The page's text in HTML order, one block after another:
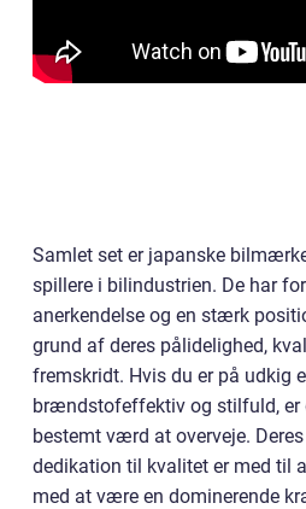
Samlet set er japanske
spillere i bilindustrien. De har
anerkendelse og en stærk
grund af deres pålidelighed,
fremskridt. Hvis du er på udkig
brændstofeffektiv og stilfuld,
bestemt værd at overveje.
dedikation til kvalitet er med til
med at være en dominerende